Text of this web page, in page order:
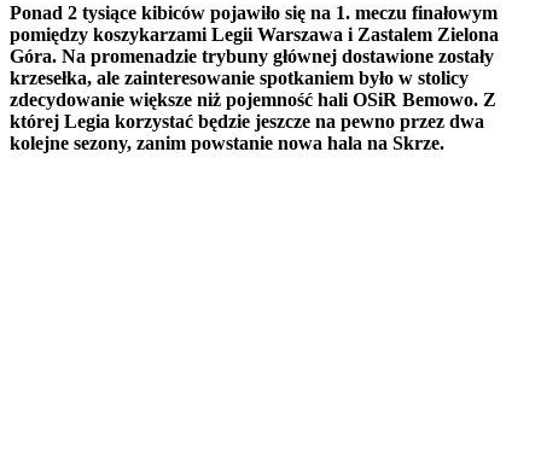
Ponad 2 tysiące kibiców pojawiło się na 1. meczu finałowym
pomiędzy koszykarzami Legii Warszawa i Zastalem Zielona
Góra. Na promenadzie trybuny głównej dostawione zostały
krzesełka, ale zainteresowanie spotkaniem było w stolicy
zdecydowanie większe niż pojemność hali OSiR Bemowo. Z
której Legia korzystać będzie jeszcze na pewno przez dwa
kolejne sezony, zanim powstanie nowa hala na Skrze.